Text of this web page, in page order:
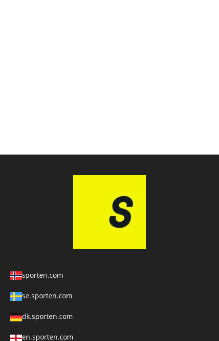
sporten.com
se.sporten.com
dk.sporten.com
en.sporten.com